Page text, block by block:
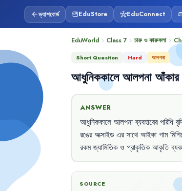
arrow_backড্যাশবোর্ড storefrontEduStore hubEduConnect
EduWorld chevron_right Class 7 chevron_right চারু ও কারুকলা chevron_right
Short Question Hard আলপনা
আধুনিককালে আলপনা আঁকার
ANSWER
আধুনিককালে আলপনা ব্যবহারের পরিধি
রঙের অক্সাইড এর সাথে আইকা গাম
রকম জ্যামিতিক ও প্রাকৃতিক আকৃতি
SOURCE